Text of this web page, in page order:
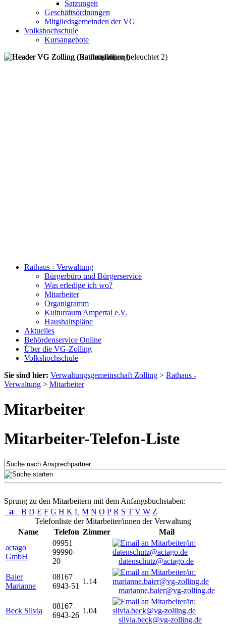
Satzungen
Geschäftsordnungen
Mitgliedsgemeinden der VG
Volkshochschule
Kursangebote
Rathaus - Verwaltung
Bürgerbüro und Bürgerservice
Was erledige ich wo?
Mitarbeiter
Organigramm
Kulturraum Ampertal e.V.
Haushaltspläne
Aktuelles
Behördenservice Online
Über die VG-Zolling
Volkshochschule
Sie sind hier: Verwaltungsgemeinschaft Zolling > Rathaus -
Verwaltung > Mitarbeiter
Mitarbeiter
Mitarbeiter-Telefon-Liste
Sprung zu den Mitarbeitern mit dem Anfangsbuchstaben:
a B D E F G H K L M N O P R S T V W Z
Telefonliste der Mitarbeiter/innen der Verwaltung
Name
Telefon Zimmer
Mail
actago
GmbH
09951
99990-
20
datenschutz@actago.de
Baier
Marianne
08167
6943-51
1.14
marianne.baier@vg-zolling.de
Beck Silvia
08167
6943-26
1.04
silvia.beck@vg-zolling.de